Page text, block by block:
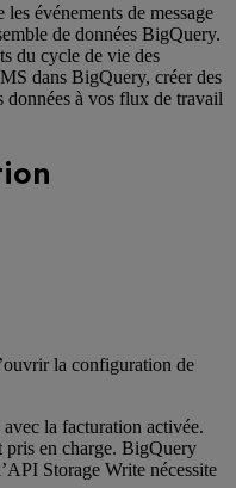
les événements de message
de données BigQuery.
du cycle de vie des
dans BigQuery, créer des
données à vos flux de travail
la configuration de
la facturation activée.
pris en charge. BigQuery
Storage Write nécessite